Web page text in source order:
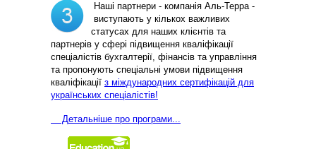
Наші партнери - компанія Аль-Терра -
виступають у кількох важливих
статусах для наших клієнтів та
партнерів у сфері підвищення кваліфікації
спеціалістів бухгалтерії, фінансів та управління
та пропонують спеціальні умови підвищення
кваліфікації з міждународних сертифікацій для
українських спеціалістів!
Детальніше про програми...